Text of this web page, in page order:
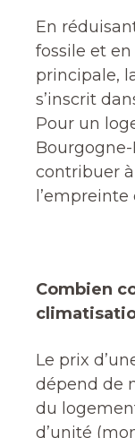
En
fossile et
principale,
s’inscrit
Pour un
contribuer
l’empreinte
Combien
Le prix
dépend de
du
d’unité